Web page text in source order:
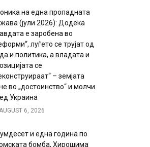
на една пропадната
(јули 2026): Додека
е заробена во
луѓето се трујат од
и политика, а владата и
се
– земјата
во „достоинство“ и молчи
Украина
6, 2026
и една година по
бомба, Хирошима